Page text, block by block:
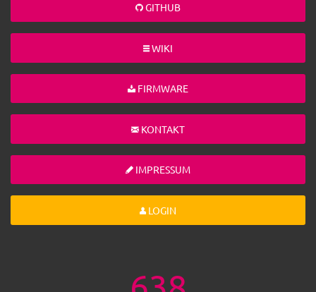
GITHUB
WIKI
FIRMWARE
KONTAKT
IMPRESSUM
LOGIN